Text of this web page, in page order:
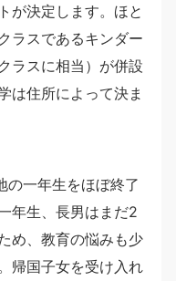
が決定します。ほと
ラスであるキンダー
ラスに相当）が併設
は住所によって決ま
の一年生をほぼ終了
年生、長男はまだ2
め、教育の悩みも少
帰国子女を受け入れ